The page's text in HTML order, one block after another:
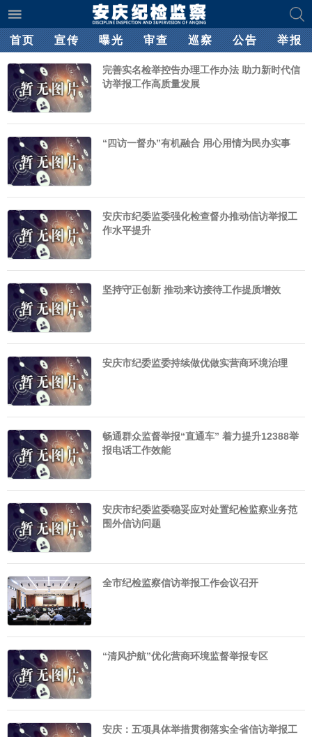
首页 宣传 曝光 审查 巡察 公告 举报
完善实名检举控告办理工作办法 助力新时代信
访举报工作高质量发展
“四访一督办”有机融合 用心用情为民办实事
安庆市纪委监委强化检查督办推动信访举报工
作水平提升
坚持守正创新 推动来访接待工作提质增效
安庆市纪委监委持续做优做实营商环境治理
畅通群众监督举报“直通车” 着力提升12388举
报电话工作效能
安庆市纪委监委稳妥应对处置纪检监察业务范
围外信访问题
全市纪检监察信访举报工作会议召开
“清风护航”优化营商环境监督举报专区
安庆：五项具体举措贯彻落实全省信访举报工